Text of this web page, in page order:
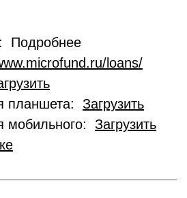
Подробнее
loans/
планшета: Загрузить
мобильного: Загрузить